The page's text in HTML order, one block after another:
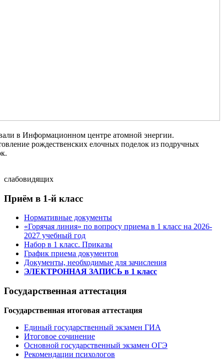
в Информационном центре атомной энергии.
рождественских елочных поделок из подручных
слабовидящих
Приём в 1-й класс
Нормативные документы
«Горячая линия» по вопросу приема в 1 класс на 2026-
2027 учебный год
Набор в 1 класс. Приказы
График приема документов
Документы, необходимые для зачисления
ЭЛЕКТРОННАЯ ЗАПИСЬ в 1 класс
Государственная аттестация
Государственная итоговая аттестация
Единый государственный экзамен ГИА
Итоговое сочинение
Основной государственный экзамен ОГЭ
Рекомендации психологов